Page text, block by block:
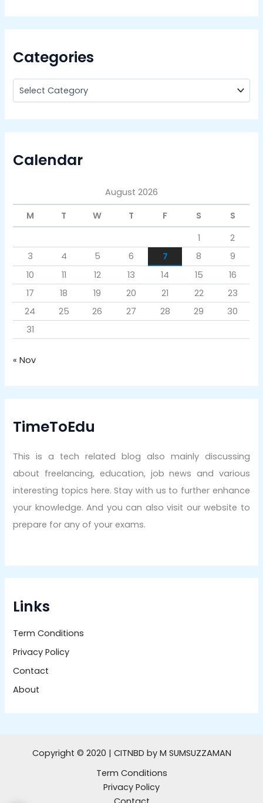
Categories
Calendar
August 2026
M
T W T F S
S
1
2
3
4 5 6 7 8
9
10
11 12 13 14 15
16
17
18 19 20 21 22
23
24
25 26 27 28 29
30
31
« Nov
TimeToEdu
This is a tech related blog also mainly discussing
about freelancing, education, job news and various
interesting topics here. Stay with us to further enhance
your knowledge. And you can also visit our website to
prepare for any of your exams.
Links
Term Conditions
Privacy Policy
Contact
About
Copyright © 2020 | CITNBD by M SUMSUZZAMAN
Term Conditions
Privacy Policy